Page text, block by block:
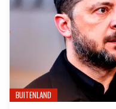
BUITENLAND